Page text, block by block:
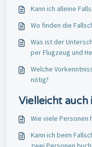
Kann ich alleine
Wo finden die
Was ist der
per Flugzeug und
Welche
nötig?
Vielleicht auch
Wie viele Personen
Kann ich beim